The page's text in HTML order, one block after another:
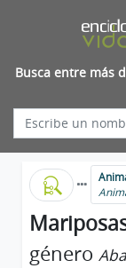
Busca entre más
género